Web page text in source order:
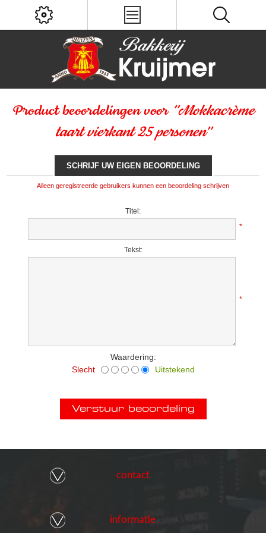
Product beoordelingen voor Mokkacrème
taart vierkant 25 personen
SCHRIJF UW EIGEN BEOORDELING
Alleen geregistreerde gebruikers kunnen een beoordeling schrijven
Titel:
*
Tekst:
*
Waardering:
Slecht
Uitstekend
contact
informatie